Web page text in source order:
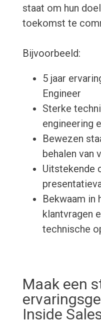
staat om hun
toekomst te
Bijvoorbeeld:
5 jaar
Engineer
Sterke
engineering
Bewezen
behalen van
Uitstekende
Bekwaam in
klantvragen
technische
Maak een
Inside